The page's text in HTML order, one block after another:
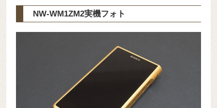
NW-WM1ZM2実機フォト